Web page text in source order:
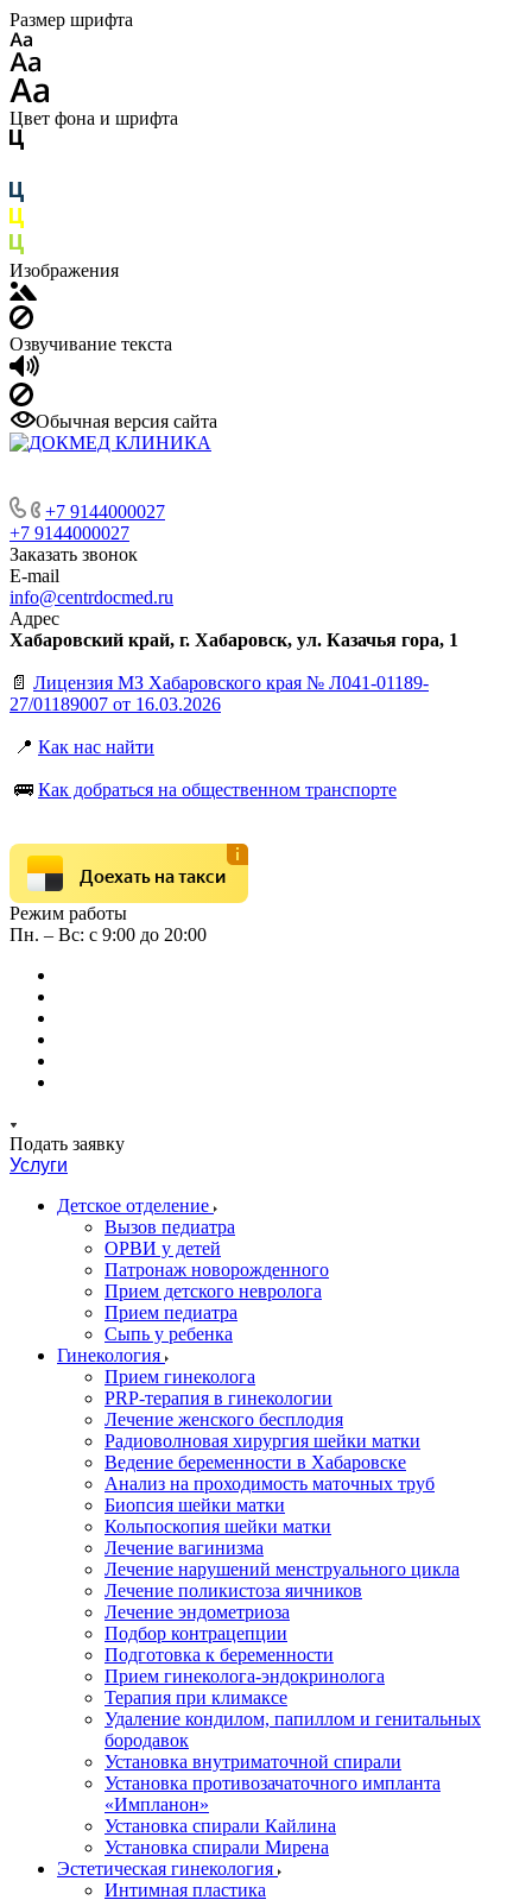
Размер шрифта
Цвет фона и шрифта
Изображения
Озвучивание текста
Обычная версия сайта
+7 9144000027
+7 9144000027
Заказать звонок
E-mail
info@centrdocmed.ru
Адрес
Хабаровский край, г. Хабаровск, ул. Казачья гора, 1
📄 Лицензия МЗ Хабаровского края № Л041-01189-
27/01189007 от 16.03.2026
📍 Как нас найти
🚌 Как добраться на общественном транспорте
Доехать на такси
Режим работы
Пн. – Вс: с 9:00 до 20:00
Подать заявку
Услуги
Детское отделение
Вызов педиатра
ОРВИ у детей
Патронаж новорожденного
Прием детского невролога
Прием педиатра
Сыпь у ребенка
Гинекология
Прием гинеколога
PRP-терапия в гинекологии
Лечение женского бесплодия
Радиоволновая хирургия шейки матки
Ведение беременности в Хабаровске
Анализ на проходимость маточных труб
Биопсия шейки матки
Кольпоскопия шейки матки
Лечение вагинизма
Лечение нарушений менструального цикла
Лечение поликистоза яичников
Лечение эндометриоза
Подбор контрацепции
Подготовка к беременности
Прием гинеколога-эндокринолога
Терапия при климаксе
Удаление кондилом, папиллом и генитальных
бородавок
Установка внутриматочной спирали
Установка противозачаточного импланта
«Импланон»
Установка спирали Кайлина
Установка спирали Мирена
Эстетическая гинекология
Интимная пластика